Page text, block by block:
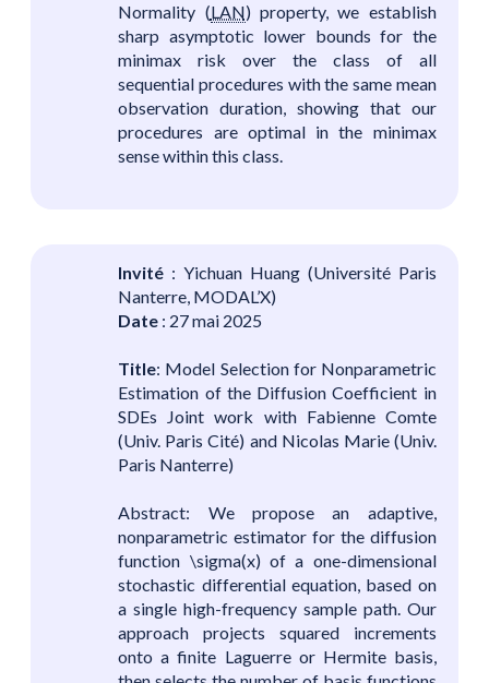
Normality (LAN) property, we establish
sharp asymptotic lower bounds for the
minimax risk over the class of all
sequential procedures with the same mean
observation duration, showing that our
procedures are optimal in the minimax
sense within this class.
Invité : Yichuan Huang (Université Paris
Nanterre, MODAL’X)
Date : 27 mai 2025
Title: Model Selection for Nonparametric
Estimation of the Diffusion Coefficient in
SDEs Joint work with Fabienne Comte
(Univ. Paris Cité) and Nicolas Marie (Univ.
Paris Nanterre)
Abstract: We propose an adaptive,
nonparametric estimator for the diffusion
function \sigma(x) of a one-dimensional
stochastic differential equation, based on
a single high-frequency sample path. Our
approach projects squared increments
onto a finite Laguerre or Hermite basis,